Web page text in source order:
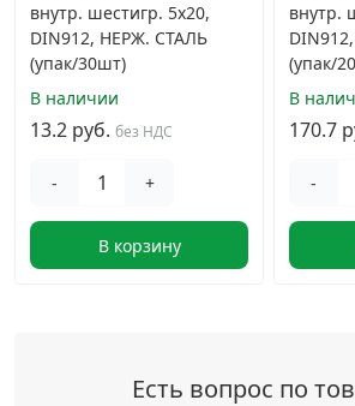
внутр. шестигр. 5х20,
DIN912, НЕРЖ. СТАЛЬ
(упак/30шт)
В наличии
13.2 руб. без НДС
- +
В корзину
внутр.
(упак/
В
170.7
-
Есть вопрос по